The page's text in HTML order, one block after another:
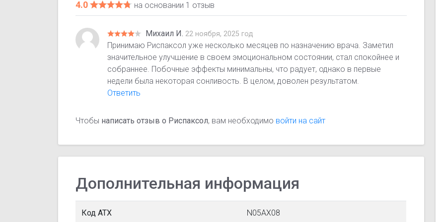
4.0 на основании 1 отзыв
Михаил И. 22 ноября, 2025 год
Принимаю Риспаксол уже несколько месяцев по назначению врача. Заметил
значительное улучшение в своем эмоциональном состоянии, стал спокойнее и
собраннее. Побочные эффекты минимальны, что радует, однако в первые
недели была некоторая сонливость. В целом, доволен результатом.
Ответить
Чтобы написать отзыв о Риспаксол, вам необходимо войти на сайт
Дополнительная информация
Код АТХ N05AX08